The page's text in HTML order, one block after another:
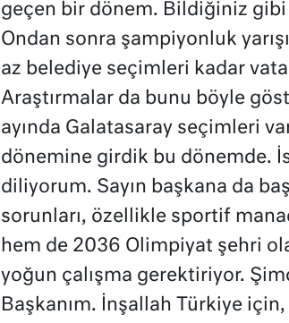
geçen bir dönem. Bildiğiniz
Ondan sonra şampiyonluk
az belediye seçimleri kadar
Araştırmalar da bunu böyle
ayında Galatasaray seçimleri
dönemine girdik bu dönemde.
diliyorum. Sayın başkana da
sorunları, özellikle sportif
hem de 2036 Olimpiyat şehri
yoğun çalışma gerektiriyor.
Başkanım. İnşallah Türkiye